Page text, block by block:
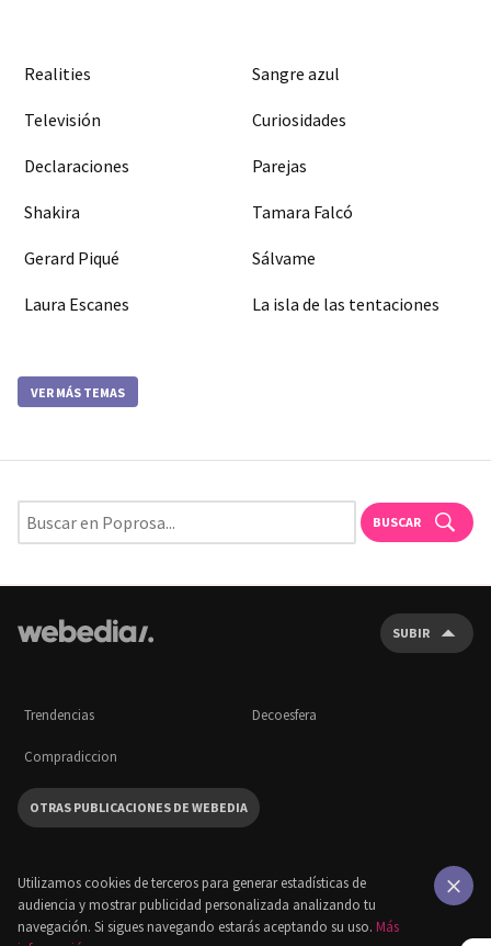
Realities Sangre azul
Televisión Curiosidades
Declaraciones Parejas
Shakira Tamara Falcó
Gerard Piqué Sálvame
Laura Escanes La isla de las tentaciones
VER MÁS TEMAS
BUSCAR
SUBIR
Trendencias Decoesfera
Compradiccion
OTRAS PUBLICACIONES DE WEBEDIA
Utilizamos cookies de terceros para generar estadísticas de
audiencia y mostrar publicidad personalizada analizando tu
navegación. Si sigues navegando estarás aceptando su uso. Más